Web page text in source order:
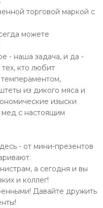
торговой маркой с
можете
- наша задача, и да -
кто любит
из дикого мяса и
изыски
с настоящим
- от мини-презентов
а сегодня и вы
и коллег!
Давайте дружить